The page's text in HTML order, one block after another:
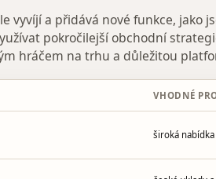
vyvíjí a přidává nové funkce, jako
pokročilejší obchodní
hráčem na trhu a důležitou
VHODNÉ
široká